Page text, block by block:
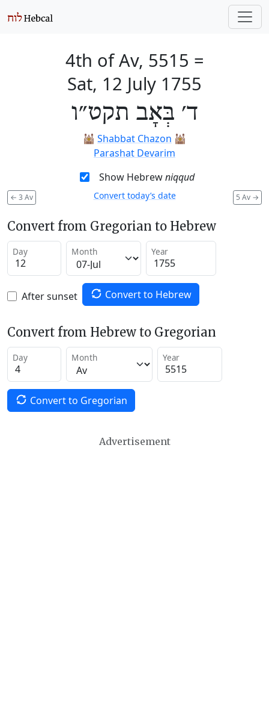
4th of Av, 5515 =
Sat, 12 July 1755
ד׳ בְּאָב תקט״ו
🕍 Shabbat Chazon 🕍
Parashat Devarim
Show Hebrewniqqud
← 3 Av 5 Av →
Convert today’s date
Convert from Gregorian to Hebrew
Day Month Year
After sunset Convert to Hebrew
Convert from Hebrew to Gregorian
Day Month Year
Convert to Gregorian
Advertisement